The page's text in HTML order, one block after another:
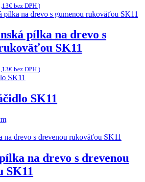
€ bez DPH )
pílka na drevo s
SK11
€ bez DPH )
SK11
na drevo s drevenou
SK11